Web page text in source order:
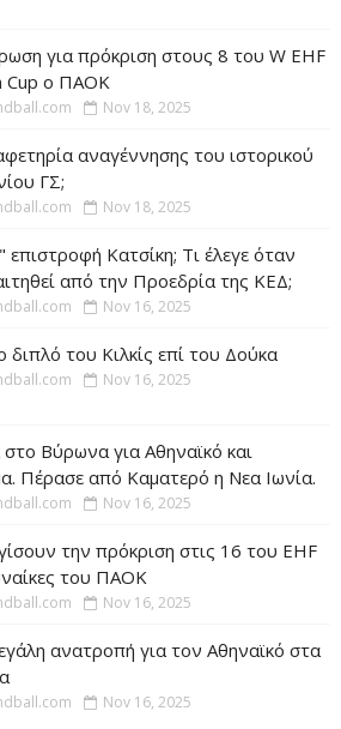
για πρόκριση στους 8 του W EHF
Cup ο ΠΑΟΚ
Nov 18, 2025
αναγέννησης του ιστορικού
ΓΣ;
Nov 18, 2025
Κατσίκη; Τι έλεγε όταν
από την Προεδρία της ΚΕΔ;
Nov 16, 2025
διπλό του Κιλκίς επί του Δούκα
Nov 16, 2025
στο Βύρωνα για Αθηναϊκό και
Πέρασε από Καματερό η Νεα Ιωνία.
Nov 16, 2025
την πρόκριση στις 16 του EHF
του ΠΑΟΚ
Nov 16, 2025
ανατροπή για τον Αθηναϊκό στα
Nov 16, 2025